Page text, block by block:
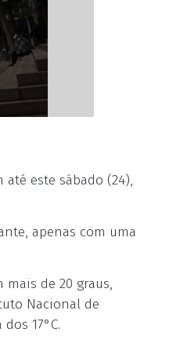
este sábado (24),
apenas com uma
de 20 graus,
Nacional de
17°C.